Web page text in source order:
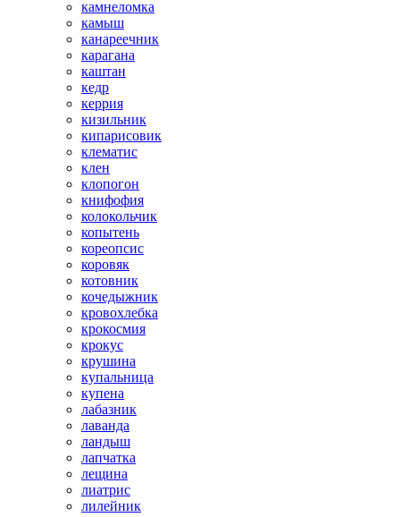
камнеломка
камыш
канареечник
карагана
каштан
кедр
керрия
кизильник
кипарисовик
клематис
клен
клопогон
книфофия
колокольчик
копытень
кореопсис
коровяк
котовник
кочедыжник
кровохлебка
крокосмия
крокус
крушина
купальница
купена
лабазник
лаванда
ландыш
лапчатка
лещина
лиатрис
лилейник